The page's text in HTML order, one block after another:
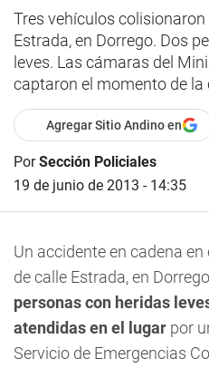
Tres vehículos
Estrada, en Dorrego. Dos
leves. Las cámaras del
captaron el momento de la
Agregar Sitio Andino en
PorSección Policiales
19 de junio de 2013 - 14:35
Un accidente en cadena
de calle Estrada, en
personas con heridas
atendidas en el lugar por
Servicio de Emergencias